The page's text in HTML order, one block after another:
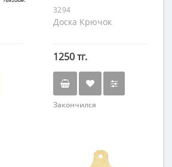
3294
Доска Крючок
1250 тг.
Закончился